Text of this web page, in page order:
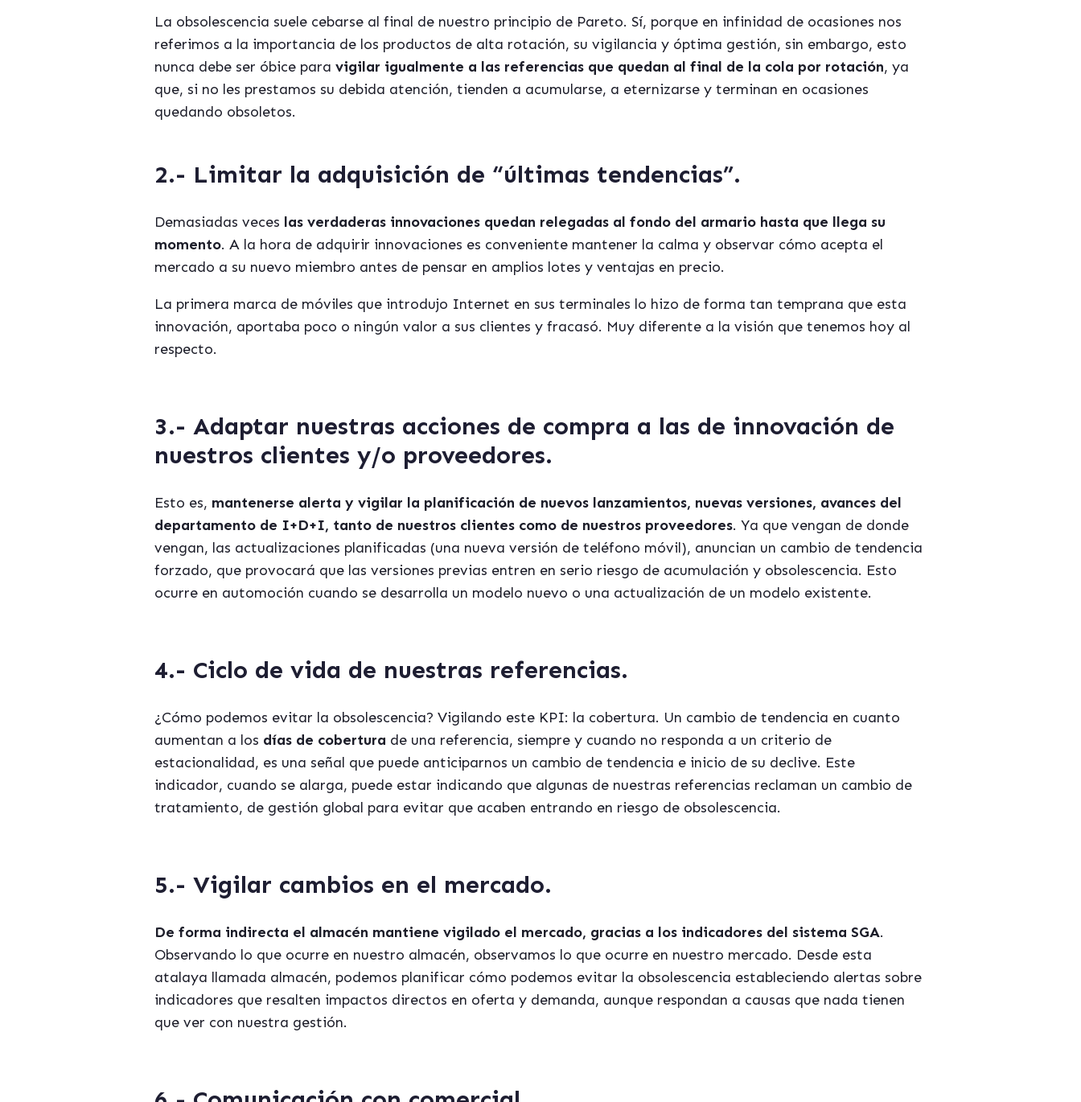
La obsolescencia suele cebarse al final de nuestro principio de Pareto. Sí, porque en infinidad de ocasiones nos
referimos a la importancia de los productos de alta rotación, su vigilancia y óptima gestión, sin embargo, esto
nunca debe ser óbice para vigilar igualmente a las referencias que quedan al final de la cola por rotación, ya
que, si no les prestamos su debida atención, tienden a acumularse, a eternizarse y terminan en ocasiones
quedando obsoletos.
2.- Limitar la adquisición de “últimas tendencias”.
Demasiadas veces las verdaderas innovaciones quedan relegadas al fondo del armario hasta que llega su
momento. A la hora de adquirir innovaciones es conveniente mantener la calma y observar cómo acepta el
mercado a su nuevo miembro antes de pensar en amplios lotes y ventajas en precio.
La primera marca de móviles que introdujo Internet en sus terminales lo hizo de forma tan temprana que esta
innovación, aportaba poco o ningún valor a sus clientes y fracasó. Muy diferente a la visión que tenemos hoy al
respecto.
3.- Adaptar nuestras acciones de compra a las de innovación de
nuestros clientes y/o proveedores.
Esto es, mantenerse alerta y vigilar la planificación de nuevos lanzamientos, nuevas versiones, avances del
departamento de I+D+I, tanto de nuestros clientes como de nuestros proveedores. Ya que vengan de donde
vengan, las actualizaciones planificadas (una nueva versión de teléfono móvil), anuncian un cambio de tendencia
forzado, que provocará que las versiones previas entren en serio riesgo de acumulación y obsolescencia. Esto
ocurre en automoción cuando se desarrolla un modelo nuevo o una actualización de un modelo existente.
4.- Ciclo de vida de nuestras referencias.
¿Cómo podemos evitar la obsolescencia? Vigilando este KPI: la cobertura. Un cambio de tendencia en cuanto
aumentan a los días de cobertura de una referencia, siempre y cuando no responda a un criterio de
estacionalidad, es una señal que puede anticiparnos un cambio de tendencia e inicio de su declive. Este
indicador, cuando se alarga, puede estar indicando que algunas de nuestras referencias reclaman un cambio de
tratamiento, de gestión global para evitar que acaben entrando en riesgo de obsolescencia.
5.- Vigilar cambios en el mercado.
De forma indirecta el almacén mantiene vigilado el mercado, gracias a los indicadores del sistema SGA.
Observando lo que ocurre en nuestro almacén, observamos lo que ocurre en nuestro mercado. Desde esta
atalaya llamada almacén, podemos planificar cómo podemos evitar la obsolescencia estableciendo alertas sobre
indicadores que resalten impactos directos en oferta y demanda, aunque respondan a causas que nada tienen
que ver con nuestra gestión.